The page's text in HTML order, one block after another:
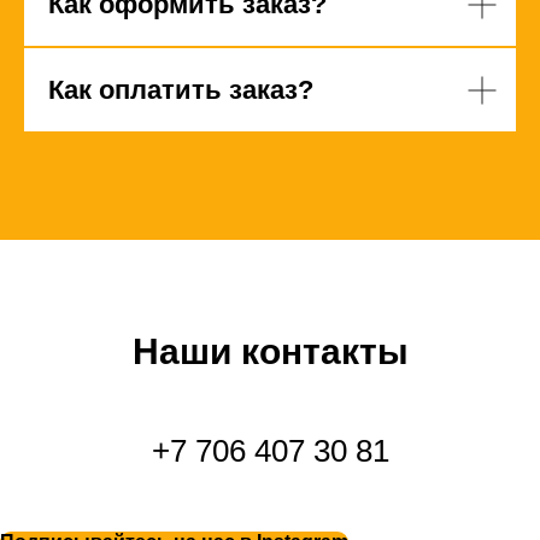
Как оплатить заказ?
Наши контакты
+7 706 407 30 81